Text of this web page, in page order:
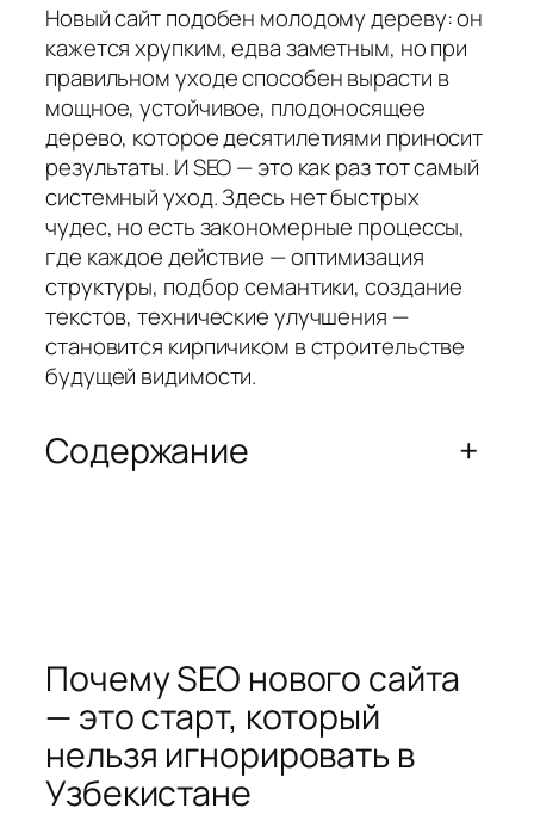
Новый сайт подобен молодому дереву: он
кажется хрупким, едва заметным, но при
правильном уходе способен вырасти в
мощное, устойчивое, плодоносящее
дерево, которое десятилетиями приносит
результаты. И SEO — это как раз тот самый
системный уход. Здесь нет быстрых
чудес, но есть закономерные процессы,
где каждое действие — оптимизация
структуры, подбор семантики, создание
текстов, технические улучшения —
становится кирпичиком в строительстве
будущей видимости.
Содержание +
Почему SEO нового сайта
— это старт, который
нельзя игнорировать в
Узбекистане